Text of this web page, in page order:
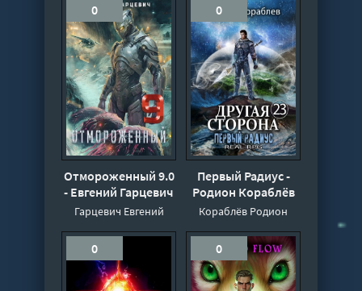
0
Отмороженный 9.0
- Евгений Гарцевич
Гарцевич Евгений
0
Первый Радиус -
Родион Кораблёв
Кораблёв Родион
0 0